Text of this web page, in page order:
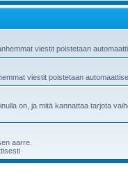
viestit poistetaan
viestit poistetaan
on, ja mitä kannattaa tarjota
aarre.